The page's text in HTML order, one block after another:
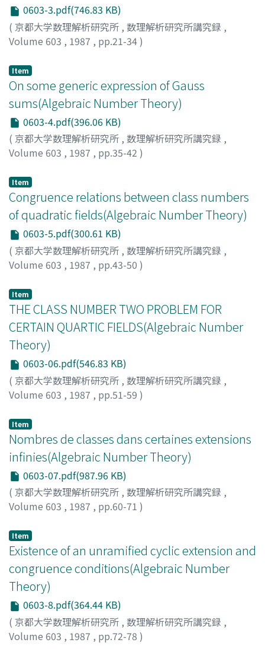
0603-3.pdf(746.83 KB)
( 京都大学数理解析研究所 , 数理解析研究所講究録 ,
Volume 603 , 1987 , pp.21-34)
Item
On some generic expression of Gauss
sums(Algebraic Number Theory)
0603-4.pdf(396.06 KB)
( 京都大学数理解析研究所 , 数理解析研究所講究録 ,
Volume 603 , 1987 , pp.35-42 )
Item
Congruence relations between class numbers
of quadratic fields(Algebraic Number Theory)
0603-5.pdf(300.61 KB)
( 京都大学数理解析研究所 , 数理解析研究所講究録 ,
Volume 603 , 1987 , pp.43-50 )
Item
THE CLASS NUMBER TWO PROBLEM FOR
CERTAIN QUARTIC FIELDS(Algebraic Number
Theory)
0603-06.pdf(546.83 KB)
( 京都大学数理解析研究所 , 数理解析研究所講究録 ,
Volume 603 , 1987 , pp.51-59 )
Item
Nombres de classes dans certaines extensions
infinies(Algebraic Number Theory)
0603-07.pdf(987.96 KB)
( 京都大学数理解析研究所 , 数理解析研究所講究録 ,
Volume 603 , 1987 , pp.60-71 )
Item
Existence of an unramified cyclic extension and
congruence conditions(Algebraic Number
Theory)
0603-8.pdf(364.44 KB)
( 京都大学数理解析研究所 , 数理解析研究所講究録 ,
Volume 603 , 1987 , pp.72-78 )